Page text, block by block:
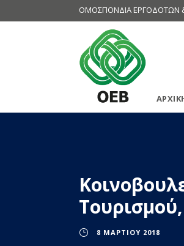
ΟΜΟΣΠΟΝΔΙΑ ΕΡΓΟΔΟΤΩΝ
8 ΜΑΡΤΊΟΥ 2018